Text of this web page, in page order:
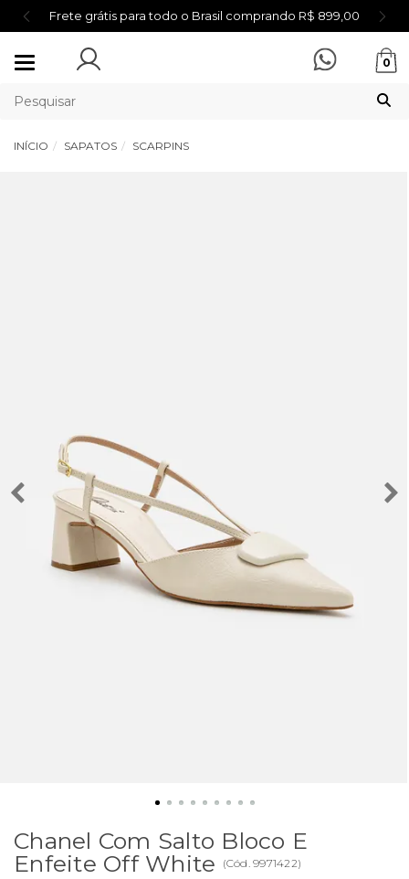
Frete grátis para todo o Brasil comprando R$ 899,00
Mudar
0
INÍCIO SAPATOS SCARPINS
Chanel Com Salto Bloco E
Enfeite Off White
(Cód. 9971422)